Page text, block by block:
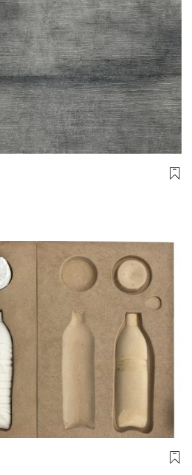
emails e concordo com ostermos
de privacidade do site.